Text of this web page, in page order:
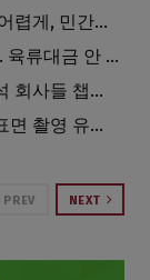
[이민]시민권 시험 확 바뀐다 … 영어 더 어렵게, 민간시험 도입 추진
[단독] OC 유명 한인식당 업주 ‘망신살’ … 육류대금 안 갚자 식당서 공개추심
[속보] 한인 투자자들 돈 묶였나 … 김원석 회사들 챕터7 강제파산·자진파산 잇따라 신청
팰컨9 달에 ‘쾅’ … 다누리, 충돌 직후 달 표면 촬영 유일 탐사선
PREV NEXT